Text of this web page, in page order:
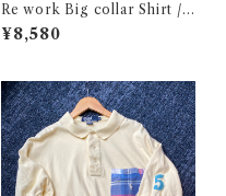
Re work Big collar Shirt /
リワーク ビックカラー シャツ
古着
¥8,580